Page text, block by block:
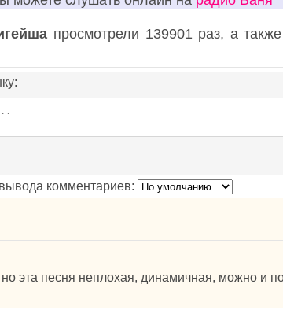
просмотрели 139901 раз, а
комментариев:
эта песня неплохая, динамичная, можно и